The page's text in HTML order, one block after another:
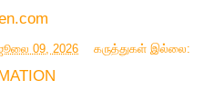
09, 2026 கருத்துகள் இல்லை: